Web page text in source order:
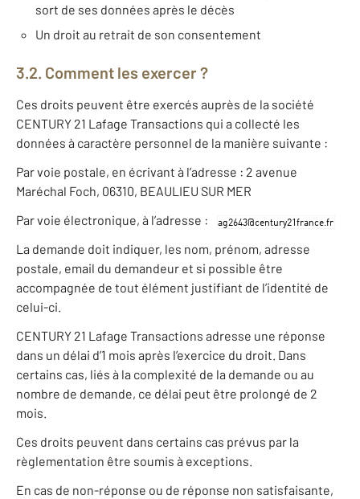
sort de ses données après le décès
Un droit au retrait de son consentement
3.2. Comment les exercer ?
Ces droits peuvent être exercés auprès de la société
CENTURY 21 Lafage Transactions qui a collecté les
données à caractère personnel de la manière suivante :
Par voie postale, en écrivant à l’adresse : 2 avenue
Maréchal Foch, 06310, BEAULIEU SUR MER
Par voie électronique, à l’adresse :
La demande doit indiquer, les nom, prénom, adresse
postale, email du demandeur et si possible être
accompagnée de tout élément justifiant de l’identité de
celui-ci.
CENTURY 21 Lafage Transactions adresse une réponse
dans un délai d’1 mois après l’exercice du droit. Dans
certains cas, liés à la complexité de la demande ou au
nombre de demande, ce délai peut être prolongé de 2
mois.
Ces droits peuvent dans certains cas prévus par la
règlementation être soumis à exceptions.
En cas de non-réponse ou de réponse non satisfaisante,